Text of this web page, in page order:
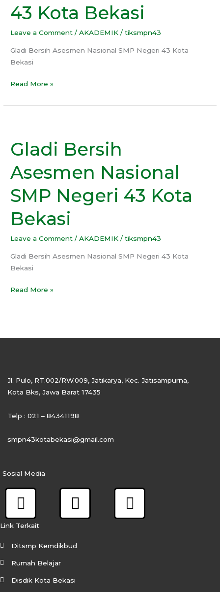
43 Kota Bekasi
Leave a Comment /AKADEMIK /tiksmpn43
Gladi Bersih Asesmen Nasional SMP Negeri 43 Kota
Bekasi
Kota
Bekasi
Read More »
Gladi Bersih
Asesmen Nasional
SMP Negeri 43 Kota
Bekasi
Leave a Comment /AKADEMIK /tiksmpn43
Gladi Bersih Asesmen Nasional SMP Negeri 43 Kota
Bekasi
Asesmen
Nasional
SMP
Negeri
43
Kota
Bekasi
Read More »
Jl. Pulo, RT.002/RW.009, Jatikarya, Kec. Jatisampurna,
Kota Bks, Jawa Barat 17435
Telp : 021 – 84341198
smpn43kotabekasi@gmail.com
Sosial Media
F
a
c
e
b
o
I
n
t
g
Y
o
Link Terkait
Ditsmp Kemdikbud
Rumah Belajar
Disdik Kota Bekasi